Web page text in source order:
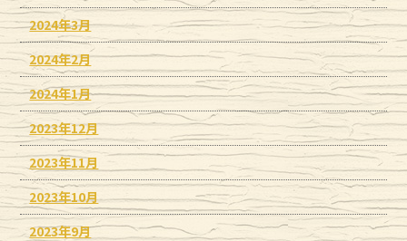
2024年3月
2024年2月
2024年1月
2023年12月
2023年11月
2023年10月
2023年9月